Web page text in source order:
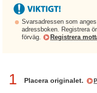
Svarsadressen som
adressboken. Registrera
förväg.
Registrera
1 Placera originalet.